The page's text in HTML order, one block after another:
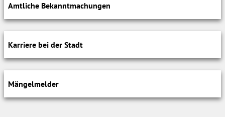
Amtliche Bekanntmachungen
Karriere bei der Stadt
Mängelmelder